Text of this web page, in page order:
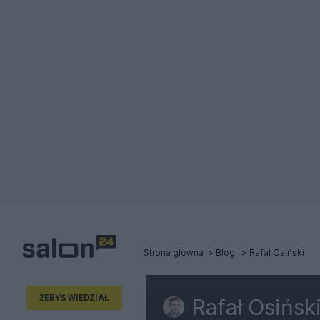
Strona główna Blogi Rafał Osiński
ŻEBYŚ WIEDZIAŁ Rafał